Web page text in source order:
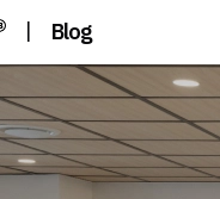
| Blog